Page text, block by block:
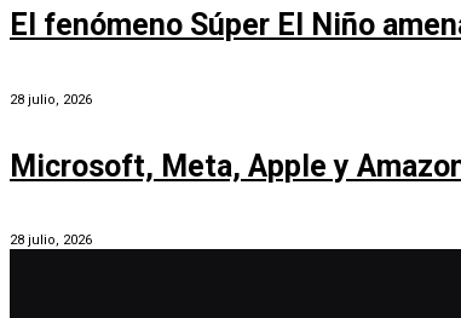
El fenómeno Súper El Niño
28 julio, 2026
Microsoft, Meta, Apple y
28 julio, 2026